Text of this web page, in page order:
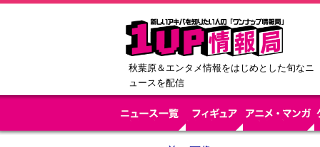
秋葉原＆エンタメ情報をはじめとした旬なニ
ュースを配信